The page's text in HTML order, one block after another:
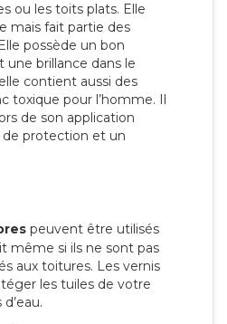
ou les toits plats. Elle
mais fait partie des
possède un bon
brillance dans le
contient aussi des
toxique pour l’homme. Il
de son application
de protection et un
peuvent être utilisés
même si ils ne sont pas
aux toitures. Les vernis
les tuiles de votre